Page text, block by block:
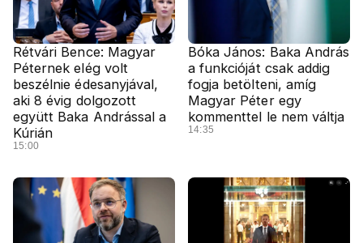
Rétvári Bence: Magyar
Péternek elég volt
beszélnie édesanyjával,
aki 8 évig dolgozott
együtt Baka Andrással a
Kúrián
15:00
Bóka János: Baka András
a funkcióját csak addig
fogja betölteni, amíg
Magyar Péter egy
kommenttel le nem váltja
14:35